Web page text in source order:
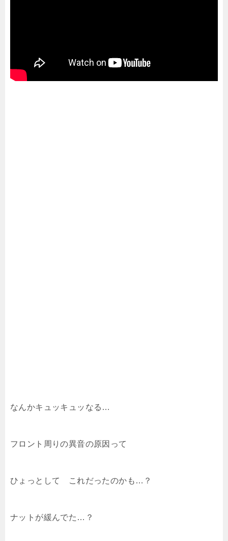
なんかキュッキュッなる…
フロント周りの異音の原因って
ひょっとして これだったのかも…？
ナットが緩んでた…？